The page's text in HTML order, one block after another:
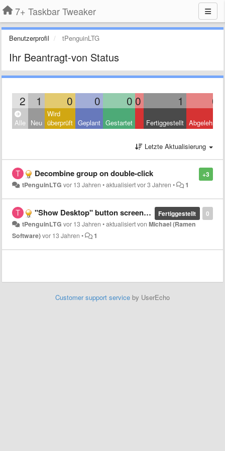
7+ Taskbar Tweaker
Benutzerprofil tPenguinLTG
Ihr Beantragt-von Status
2 1 0 0 0 0 1 0
Alle Neu
Wird
überprüft Geplant Gestartet Fertiggestellt Abgelehnt
Letzte Aktualisierung
+3
Decombine group on double-click
tPenguinLTG vor 13 Jahren •aktualisiertvor 3 Jahren • 1
0
Fertiggestellt
"Show Desktop" button screenshot in help file should not be Win8
tPenguinLTG vor 13 Jahren •aktualisiert vonMichael (Ramen
Software)vor 13 Jahren • 1
Customer support service by UserEcho